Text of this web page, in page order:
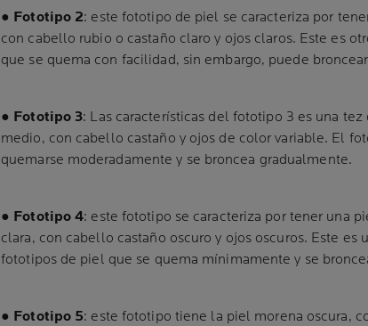
● Fototipo 2: este fototipo de piel se caracteriza por
con cabello rubio o castaño claro y ojos claros. Este es
que se quema con facilidad, sin embargo, puede
● Fototipo 3: Las características del fototipo 3 es una tez
medio, con cabello castaño y ojos de color variable. El
quemarse moderadamente y se broncea gradualmente.
● Fototipo 4: este fototipo se caracteriza por tener una
clara, con cabello castaño oscuro y ojos oscuros. Este es
fototipos de piel que se quema mínimamente y se
● Fototipo 5: este fototipo tiene la piel morena oscura,